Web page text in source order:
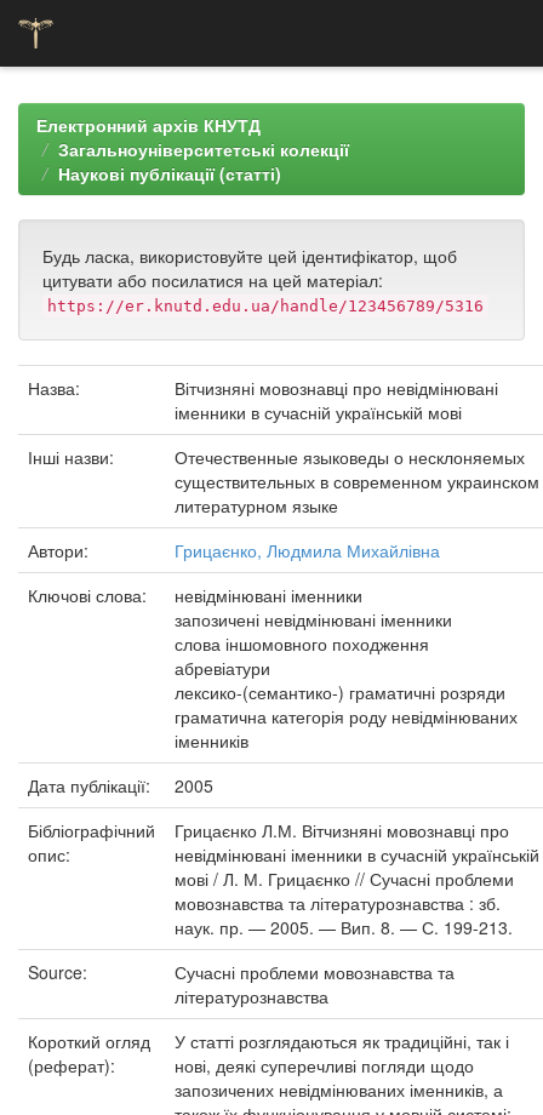
navigationЕлектронний архів КНУТД
Загальноуніверситетські колекції
Наукові публікації (статті)
Будь ласка, використовуйте цей ідентифікатор, щоб
цитувати або посилатися на цей матеріал:
https://er.knutd.edu.ua/handle/123456789/5316
Назва:
Вітчизняні мовознавці про невідмінювані
іменники в сучасній українській мові
Інші назви:
Отечественные языковеды о несклоняемых
существительных в современном украинском
литературном языке
Автори:
Грицаєнко, Людмила Михайлівна
Ключові слова:
невідмінювані іменники
запозичені невідмінювані іменники
слова іншомовного походження
абревіатури
лексико-(семантико-) граматичні розряди
граматична категорія роду невідмінюваних
іменників
Дата публікації:
2005
Бібліографічний
опис:
Грицаєнко Л.М. Вітчизняні мовознавці про
невідмінювані іменники в сучасній українській
мові / Л. М. Грицаєнко // Сучасні проблеми
мовознавства та літературознавства : зб.
наук. пр. — 2005. — Вип. 8. — С. 199-213.
Source:
Сучасні проблеми мовознавства та
літературознавства
Короткий огляд
(реферат):
У статті розглядаються як традиційні, так і
нові, деякі суперечливі погляди щодо
запозичених невідмінюваних іменників, а